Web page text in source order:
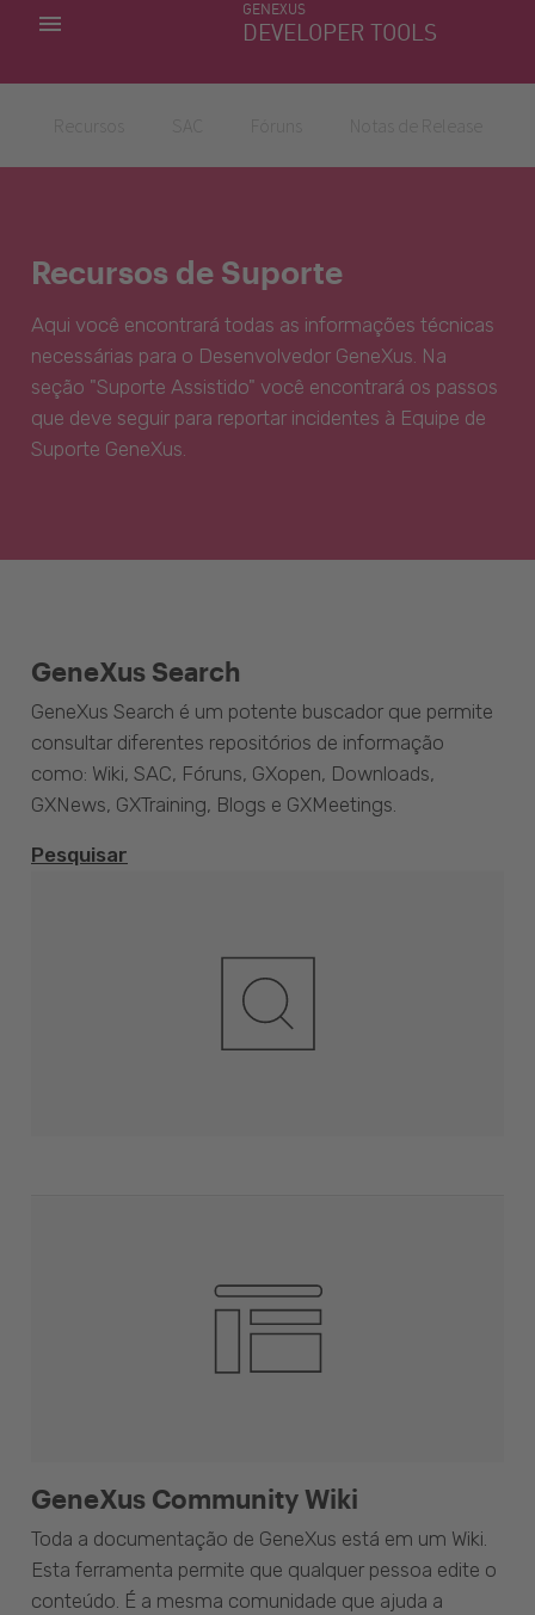
GENEXUS
DEVELOPER TOOLS
MINHAS APLICACÕES
Recursos de Suporte
Aqui você encontrará todas as informações técnicas
necessárias para o Desenvolvedor GeneXus. Na
seção "Suporte Assistido" você encontrará os passos
que deve seguir para reportar incidentes à Equipe de
Suporte GeneXus.
GeneXus Community Wiki
Toda a documentação de GeneXus está em um Wiki.
Esta ferramenta permite que qualquer pessoa edite o
conteúdo. É a mesma comunidade que ajuda a
GeneXus Search
GeneXus Search é um potente buscador que permite
consultar diferentes repositórios de informação
como: Wiki, SAC, Fóruns, GXopen, Downloads,
GXNews, GXTraining, Blogs e GXMeetings.
Pesquisar